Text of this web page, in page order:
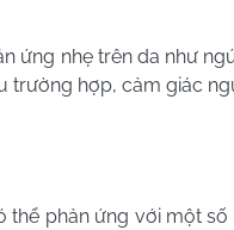
ứng nhẹ trên da như
hợp, cảm giác
phản ứng với một